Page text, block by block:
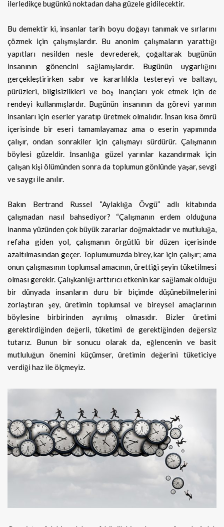
ilerledikçe bugünkü noktadan daha güzele gidilecektir.
Bu demektir ki, insanlar tarih boyu doğayı tanımak ve sırlarını
çözmek için çalışmışlardır. Bu anonim çalışmaların yarattığı
yapıtları nesilden nesle devrederek, çoğaltarak bugünün
insanının gönencini sağlamışlardır. Bugünün uygarlığını
gerçekleştirirken sabır ve kararlılıkla testereyi ve baltayı,
pürüzleri, bilgisizlikleri ve boş inançları yok etmek için de
rendeyi kullanmışlardır. Bugünün insanının da görevi yarının
insanları için eserler yaratıp üretmek olmalıdır. İnsan kısa ömrü
içerisinde bir eseri tamamlayamaz ama o eserin yapımında
çalışır, ondan sonrakiler için çalışmayı sürdürür. Çalışmanın
böylesi güzeldir. İnsanlığa güzel yarınlar kazandırmak için
çalışan kişi ölümünden sonra da toplumun gönlünde yaşar, sevgi
ve saygı ile anılır.
Bakın Bertrand Russel “Aylaklığa Övgü” adlı kitabında
çalışmadan nasıl bahsediyor? “Çalışmanın erdem olduğuna
inanma yüzünden çok büyük zararlar doğmaktadır ve mutluluğa,
refaha giden yol, çalışmanın örgütlü bir düzen içerisinde
azaltılmasından geçer. Toplumumuzda birey, kar için çalışır; ama
onun çalışmasının toplumsal amacının, ürettiği şeyin tüketilmesi
olması gerekir. Çalışkanlığı arttırıcı etkenin kar sağlamak olduğu
bir dünyada insanların duru bir biçimde düşünebilmelerini
zorlaştıran şey, üretimin toplumsal ve bireysel amaçlarının
böylesine birbirinden ayrılmış olmasıdır. Bizler üretimi
gerektirdiğinden değerli, tüketimi de gerektiğinden değersiz
tutarız. Bunun bir sonucu olarak da, eğlencenin ve basit
mutluluğun önemini küçümser, üretimin değerini tüketiciye
verdiği haz ile ölçmeyiz.